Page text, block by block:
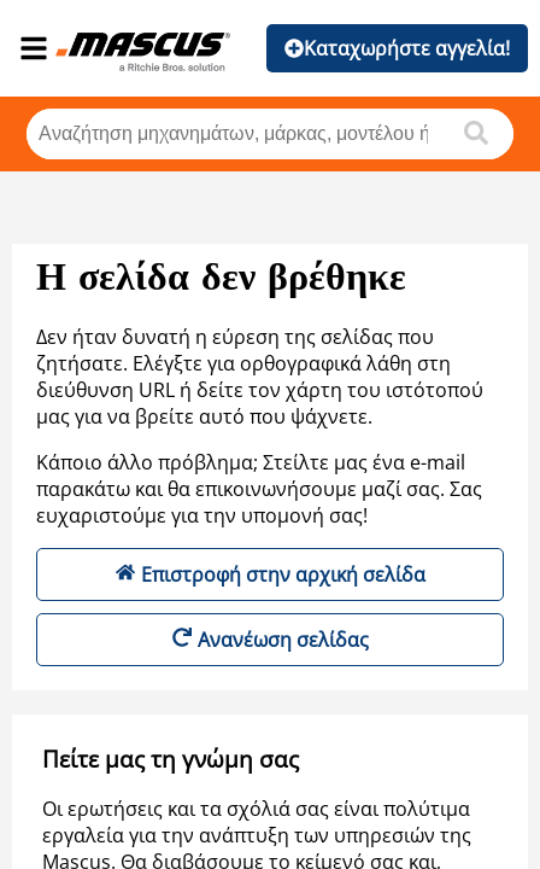
Καταχωρήστε αγγελία!
Η σελίδα δεν βρέθηκε
Δεν ήταν δυνατή η εύρεση της σελίδας που
ζητήσατε. Ελέγξτε για ορθογραφικά λάθη στη
διεύθυνση URL ή δείτε τον χάρτη του ιστότοπού
μας για να βρείτε αυτό που ψάχνετε.
Κάποιο άλλο πρόβλημα; Στείλτε μας ένα e-mail
παρακάτω και θα επικοινωνήσουμε μαζί σας. Σας
ευχαριστούμε για την υπομονή σας!
Επιστροφή στην αρχική σελίδα
Ανανέωση σελίδας
Πείτε μας τη γνώμη σας
Οι ερωτήσεις και τα σχόλιά σας είναι πολύτιμα
εργαλεία για την ανάπτυξη των υπηρεσιών της
Μascus. Θα διαβάσουμε το κείμενό σας και,